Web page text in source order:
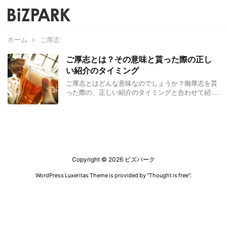
ホーム > ご厚志
ご厚志とは？その意味と貰った際の正し
い紹介のタイミング
ご厚志とはどんな意味なのでしょうか？御厚志を貰
った際の、正しい紹介のタイミングと合わせて紹 ...
Copyright © 2026 ビズパーク
WordPress Luxeritas Theme is provided by "Thought is free".